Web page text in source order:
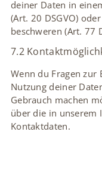
deiner Daten in
(Art. 20 DSGVO)
beschweren (Art. 77
7.2
Wenn du Fragen zur
Nutzung deiner
Gebrauch machen
über die in unserem
Kontaktdaten.